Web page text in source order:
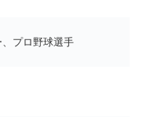
プロ野球選手